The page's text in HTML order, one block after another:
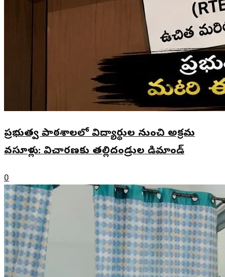
ప్రభుత్వ పాఠశాలలో విద్యార్థుల నుంచి అక్రమ
వసూళ్లు: విచారణకు తల్లిదండ్రుల డిమాండ్
0